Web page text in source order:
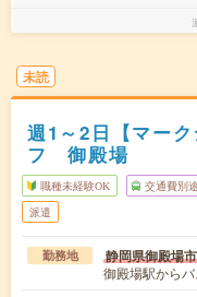
未読
週1～2日【マー
フ 御殿場
職種未経験OK 交通費別
派遣
勤務地 静岡県御殿場市
御殿場駅から